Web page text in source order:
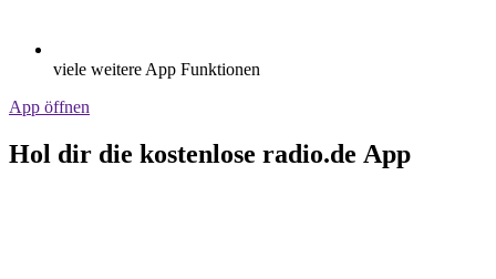
viele weitere App Funktionen
App öffnen
Hol dir die kostenlose radio.de App